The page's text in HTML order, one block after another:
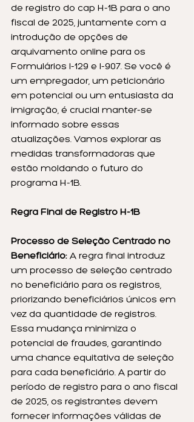
de registro do cap H-1B para o ano
fiscal de 2025, juntamente com a
introdução de opções de
arquivamento online para os
Formulários I-129 e I-907. Se você é
um empregador, um peticionário
em potencial ou um entusiasta da
imigração, é crucial manter-se
informado sobre essas
atualizações. Vamos explorar as
medidas transformadoras que
estão moldando o futuro do
programa H-1B.
Regra Final de Registro H-1B
Processo de Seleção Centrado no
Beneficiário: A regra final introduz
um processo de seleção centrado
no beneficiário para os registros,
priorizando beneficiários únicos em
vez da quantidade de registros.
Essa mudança minimiza o
potencial de fraudes, garantindo
uma chance equitativa de seleção
para cada beneficiário. A partir do
período de registro para o ano fiscal
de 2025, os registrantes devem
fornecer informações válidas de